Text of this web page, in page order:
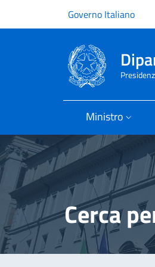
Governo Italiano
Ministro
Cerca